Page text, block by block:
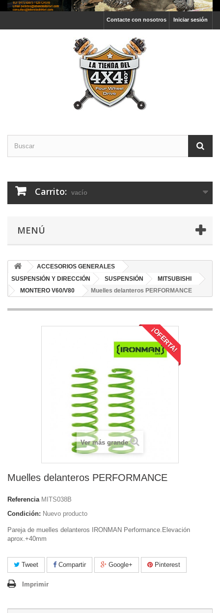
Iniciar sesión
Contacte con nosotros
Carrito: vacío
MENÚ
ACCESORIOS GENERALES
SUSPENSIÓN Y DIRECCIÓN
SUSPENSIÓN
MITSUBISHI
MONTERO V60/V80
Muelles delanteros PERFORMANCE
¡OFERTA!
Ver más grande
Muelles delanteros PERFORMANCE
Referencia MITS038B
Condición: Nuevo producto
Pareja de muelles delanteros IRONMAN Performance.Elevación
aprox.+40mm
Tweet Compartir Google+ Pinterest
Imprimir